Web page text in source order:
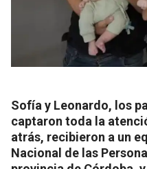
Sofía y Leonardo, los
captaron toda la
atrás, recibieron a un
Nacional de las